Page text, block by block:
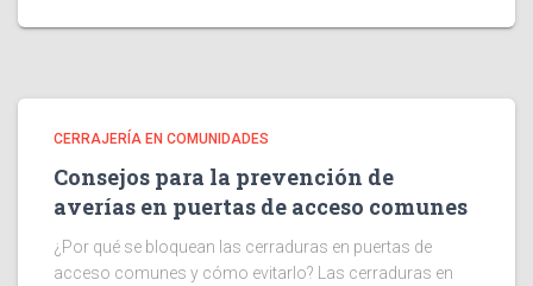
CERRAJERÍA EN COMUNIDADES
Consejos para la prevención de
averías en puertas de acceso comunes
¿Por qué se bloquean las cerraduras en puertas de
acceso comunes y cómo evitarlo? Las cerraduras en